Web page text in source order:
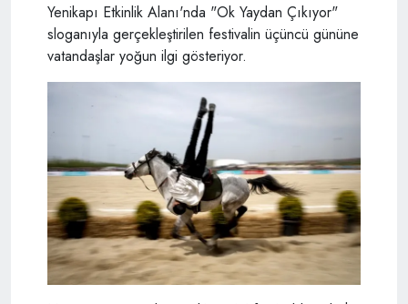
Yenikapı Etkinlik Alanı'nda "Ok Yaydan Çıkıyor"
sloganıyla gerçekleştirilen festivalin üçüncü gününe
vatandaşlar yoğun ilgi gösteriyor.